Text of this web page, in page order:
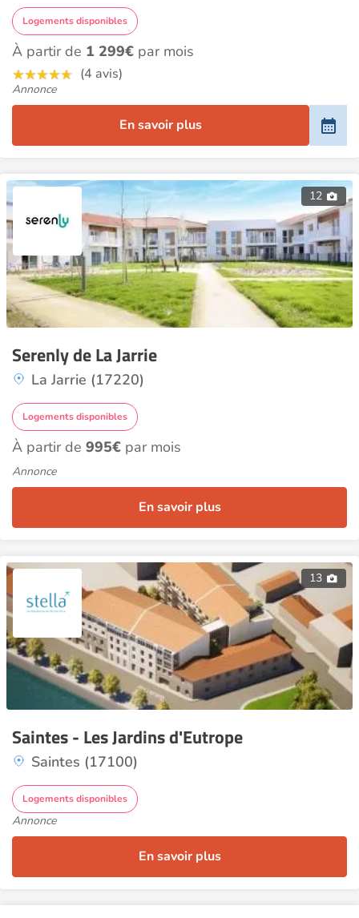
Logements disponibles
À partir de 1 299€ par mois
(4 avis)
Annonce
En savoir plus
12
Serenly de La Jarrie
La Jarrie (17220)
Logements disponibles
À partir de 995€ par mois
Annonce
En savoir plus
13
Saintes - Les Jardins d'Eutrope
Saintes (17100)
Logements disponibles
Annonce
En savoir plus